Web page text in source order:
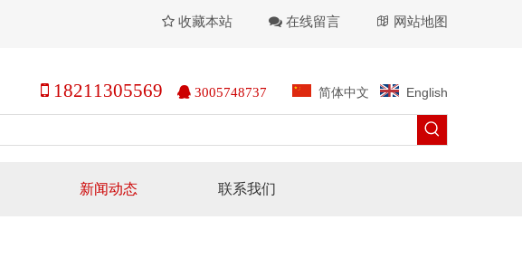
 收藏本站  在线留言  网站地图
 18211305569  3005748737 简体中文 English
新闻动态 联系我们